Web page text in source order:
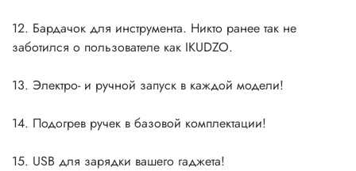
12. Бардачок для инструмента. Никто ранее так не
заботился о пользователе как IKUDZO.
13. Электро- и ручной запуск в каждой модели!
14. Подогрев ручек в базовой комплектации!
15. USB для зарядки вашего гаджета!